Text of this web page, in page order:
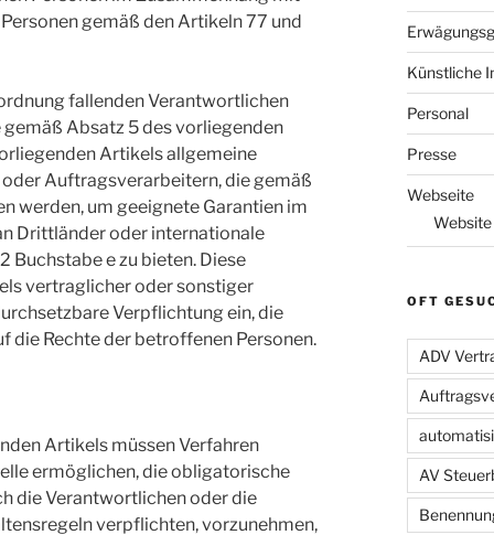
gemäß den Artikeln 77 und
fallenden Verantwortlichen
Absatz 5 des vorliegenden
Artikels allgemeine
Auftragsverarbeitern, die gemäß
werden, um geeignete Garantien im
Drittländer oder internationale
Buchstabe e zu bieten. Diese
vertraglicher oder sonstiger
Verpflichtung ein, die
die Rechte der betroffenen Personen.
Artikels müssen Verfahren
ermöglichen, die obligatorische
die Verantwortlichen oder die
verpflichten, vorzunehmen,
Künstliche
Personal
Presse
Webseite
OFT
ADV
AV